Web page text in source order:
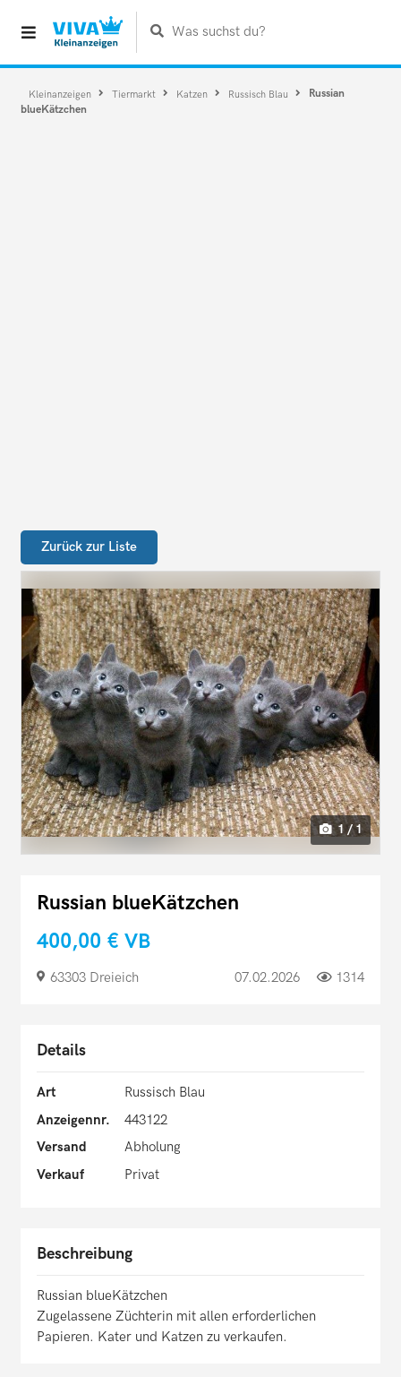
Was suchst du?
Kleinanzeigen Tiermarkt Katzen Russisch Blau
Russian
blueKätzchen
Zurück zur Liste
1 / 1
Russian blueKätzchen
400,00 € VB
63303 Dreieich 07.02.2026 1314
Details
Art
Russisch Blau
Anzeigennr.
443122
Versand
Abholung
Verkauf
Privat
Beschreibung
Russian blueKätzchen
Zugelassene Züchterin mit allen erforderlichen
Papieren. Kater und Katzen zu verkaufen.